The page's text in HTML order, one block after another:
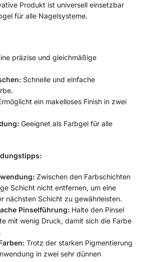
Produkt ist universell einsetzbar
für alle Nagelsysteme.
präzise und gleichmäßige
Schnelle und einfache
ein makelloses Finish in zwei
Geeignet als Farbgel für alle
Zwischen den Farbschichten
Schicht nicht entfernen, um eine
nächsten Schicht zu gewährleisten.
Pinselführung: Halte den Pinsel
mit wenig Druck, damit sich die Farbe
Trotz der starken Pigmentierung
in zwei sehr dünnen